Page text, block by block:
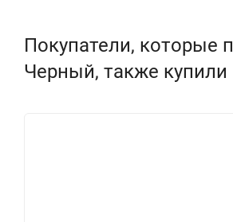
Покупатели, которые
Черный, также купили